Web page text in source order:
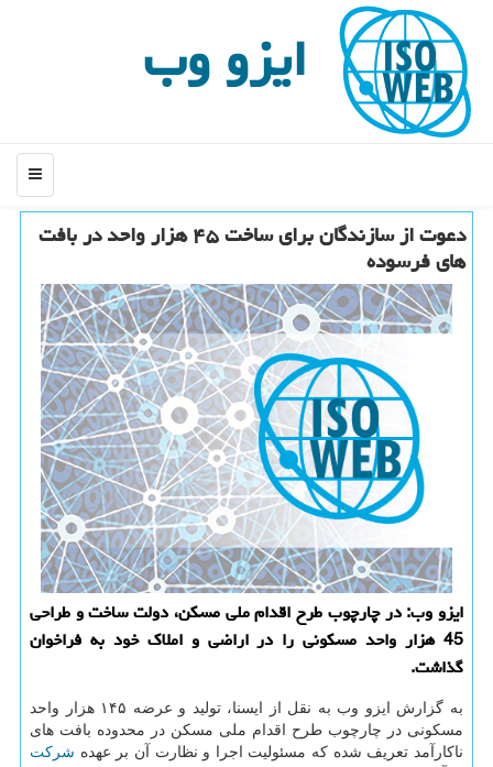
ایزو وب
منو
دعوت از سازندگان برای ساخت ۴۵ هزار واحد در بافت
های فرسوده
ایزو وب: در چارچوب طرح اقدام ملی مسكن، دولت ساخت و طراحی
45 هزار واحد مسكونی را در اراضی و املاك خود به فراخوان
گذاشت.
به گزارش ایزو وب به نقل از ایسنا، تولید و عرضه ۱۴۵ هزار واحد
مسكونی در چارچوب طرح اقدام ملی مسكن در محدوده بافت های
ناكارآمد تعریف شده كه مسئولیت اجرا و نظارت آن بر عهده شركت